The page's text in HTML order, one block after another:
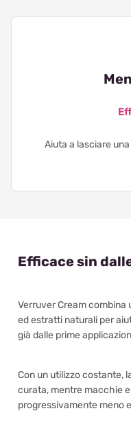
Aiuta a lasciare
Efficace sin
Verruver Cream
ed estratti naturali per
già dalle prime
Con un utilizzo costante,
curata, mentre macchie
progressivamente meno